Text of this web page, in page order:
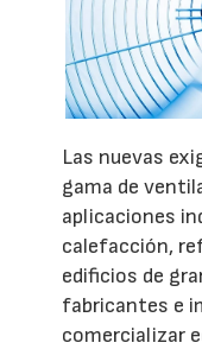
Las nuevas
gama de
aplicaciones
calefacción,
edificios de
fabricantes e
comercializar